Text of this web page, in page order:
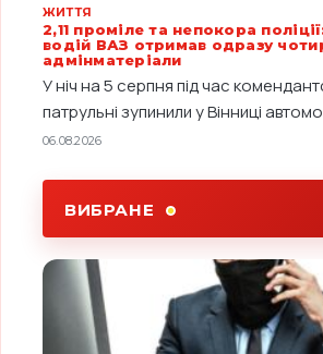
ЖИТТЯ
2,11 проміле та непокора
водій ВАЗ отримав одразу
адмінматеріали
У ніч на 5 серпня під час
патрульні зупинили у Вінниці
06.08.2026
ВИБРАНЕ